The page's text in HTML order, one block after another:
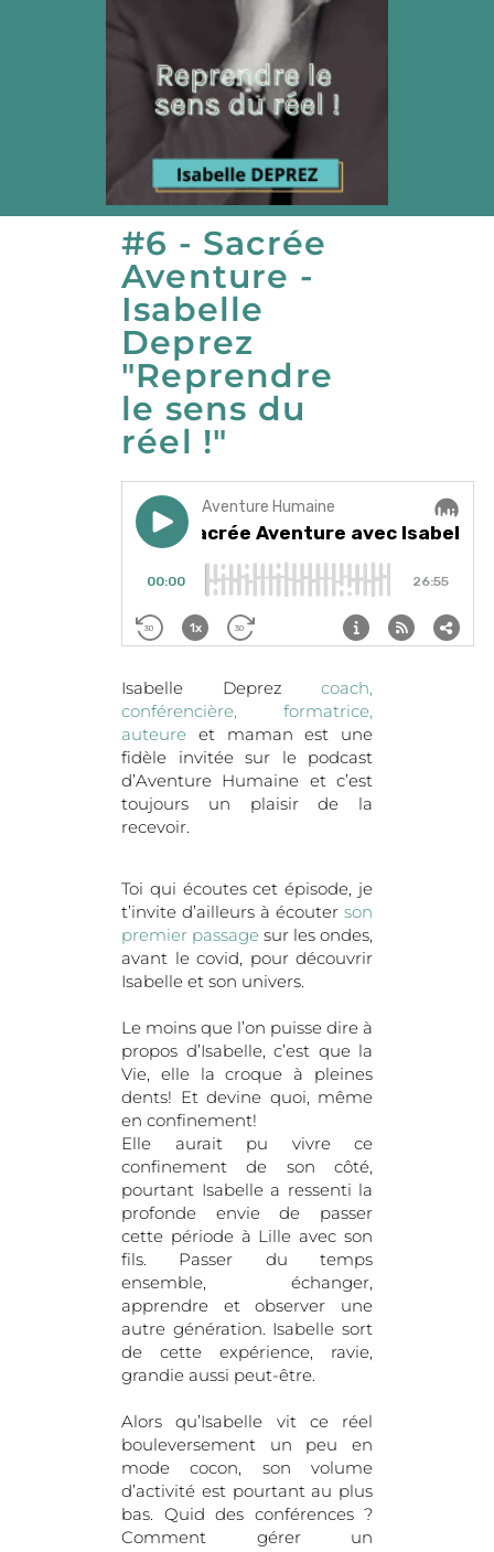
#6 - Sacrée
Aventure -
Isabelle
Deprez
"Reprendre
le sens du
réel !"
Isabelle Deprez coach,
conférencière, formatrice,
auteure et maman est une
fidèle invitée sur le podcast
d’Aventure Humaine et c’est
toujours un plaisir de la
recevoir.
Toi qui écoutes cet épisode, je
t’invite d’ailleurs à écouter son
premier passage sur les ondes,
avant le covid, pour découvrir
Isabelle et son univers.
Le moins que l’on puisse dire à
propos d’Isabelle, c’est que la
Vie, elle la croque à pleines
dents! Et devine quoi, même
en confinement!
Elle aurait pu vivre ce
confinement de son côté,
pourtant Isabelle a ressenti la
profonde envie de passer
cette période à Lille avec son
fils. Passer du temps
ensemble, échanger,
apprendre et observer une
autre génération. Isabelle sort
de cette expérience, ravie,
grandie aussi peut-être.
Alors qu’Isabelle vit ce réel
bouleversement un peu en
mode cocon, son volume
d’activité est pourtant au plus
bas. Quid des conférences ?
Comment gérer un